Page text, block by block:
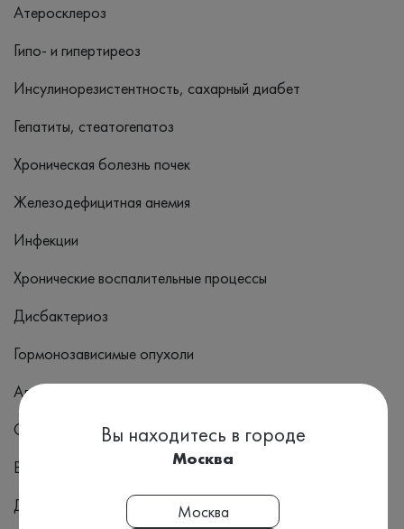
Атеросклероз
Гипо- и гипертиреоз
Инсулинорезистентность, сахарный диабет
Гепатиты, стеатогепатоз
Хроническая болезнь почек
Железодефицитная анемия
Инфекции
Хронические воспалительные процессы
Дисбактериоз
Гормонозависимые опухоли
Аллергические реакции
Синдром раздраженного кишечника (СРК)
Воспалительные заболевания кишечника
Дисбактериоз кишечника
Вы находитесь в городе
Москва
Москва